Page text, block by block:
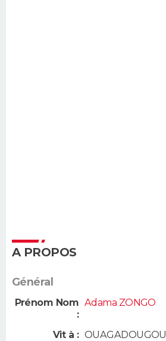
A PROPOS
Général
Prénom Nom
:
Adama ZONGO
Vit à : OUAGADOUGOU